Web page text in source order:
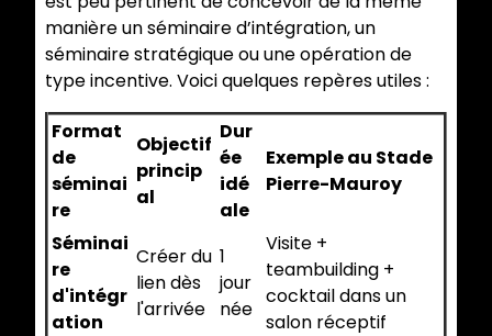
manière un séminaire d’intégration, un
séminaire stratégique ou une opération de
type incentive. Voici quelques repères utiles :
Format
de
séminai
re
Objectif
princip
al
Dur
ée
idé
ale
Exemple au Stade
Pierre-Mauroy
Séminai
re
d'intégr
ation
Créer du
lien dès
l'arrivée
1
jour
née
Visite +
teambuilding +
cocktail dans un
salon réceptif